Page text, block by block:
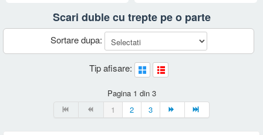
Scari duble cu trepte pe o parte
Sortare dupa:
Tip afisare:
Pagina 1 din 3
1
2 3